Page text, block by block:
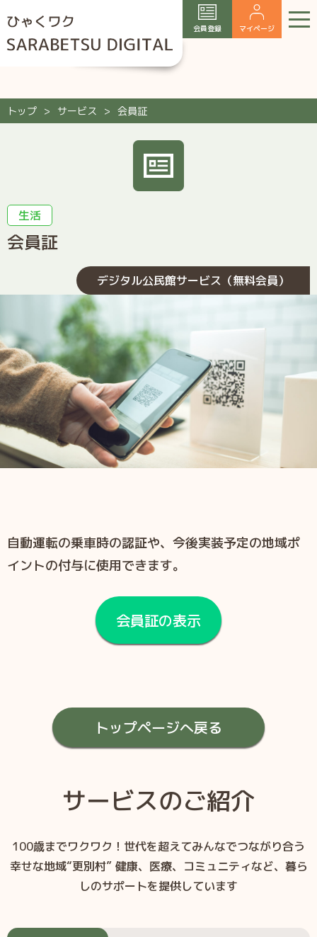
会員登録 マイページ
トップ サービス 会員証
生活
会員証
デジタル公民館サービス（無料会員）
自動運転の乗車時の認証や、今後実装予定の地域ポ
イントの付与に使用できます。
会員証の表示
トップページへ戻る
サービスのご紹介
100歳までワクワク！世代を超えてみんなでつながり合う
幸せな地域“更別村”健康、医療、コミュニティなど、暮ら
しのサポートを提供しています